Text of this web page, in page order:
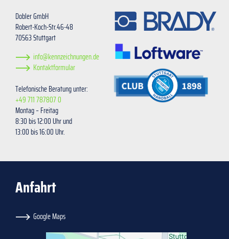
Dobler GmbH
Robert-Koch-Str.46-48
70563 Stuttgart
info@kennzeichnungen.de
Kontaktformular
Telefonische Beratung unter:
+49 711 787807 0
Montag – Freitag
8:30 bis 12:00 Uhr und
13:00 bis 16:00 Uhr.
Anfahrt
Google Maps